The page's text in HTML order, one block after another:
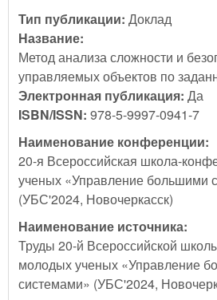
Тип публикации: Доклад
Название:
Метод анализа сложности и
управляемых объектов по
Электронная публикация: Да
ISBN/ISSN: 978-5-9997-0941-7
Наименование конференции:
20-я Всероссийская школа-
ученых «Управление большими
(УБС'2024, Новочеркасск)
Наименование источника:
Труды 20-й Всероссийской
молодых ученых «Управление
системами» (УБС'2024,